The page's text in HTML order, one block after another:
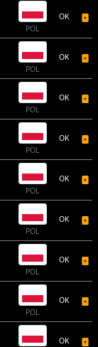
POL
OK
POL
OK
POL
OK
POL
OK
POL
OK
POL
OK
POL
OK
POL
OK
OK